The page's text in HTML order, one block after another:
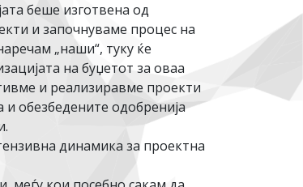
беше изготвена од
и започнуваме процес на
„наши“, туку ќе
на буџетот за оваа
и реализиравме проекти
и обезбедените одобренија
динамика за проектна